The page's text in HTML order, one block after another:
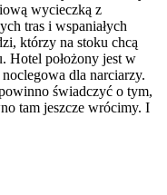
wycieczką z
tras i wspaniałych
którzy na stoku chcą
Hotel położony jest w
dla narciarzy.
świadczyć o tym,
tam jeszcze wrócimy. I